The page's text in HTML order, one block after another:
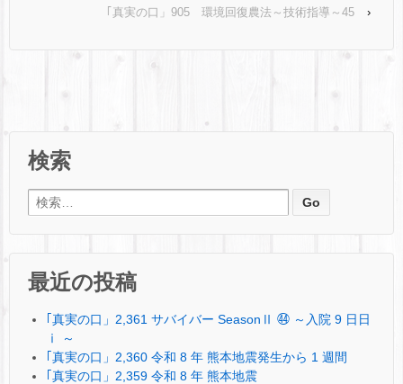
｢真実の口」905 環境回復農法～技術指導～45
›
検索
検索:
最近の投稿
｢真実の口」2,361 サバイバー SeasonⅡ ㊹ ～入院 9 日日
ⅰ ～
｢真実の口」2,360 令和 8 年 熊本地震発生から 1 週間
｢真実の口」2,359 令和 8 年 熊本地震